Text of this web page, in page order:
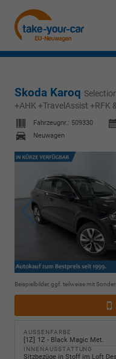
Skoda Karoq
+AHK +TravelAssist +RFK
Fahrzeugnr.: 509330
Neuwagen
Beispielbilder, ggf. teilweise mit
AUSSENFARBE
1Z 1Z - Black Magic Met.
INNENAUSSTATTUNG
Sitzbezüge in Stoff im Loft